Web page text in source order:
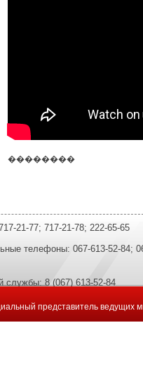
��������
21-77; 717-21-78; 222-65-65
телефоны: 067-613-52-84;
службы: 8 (067) 613-52-84
представитель ведущих